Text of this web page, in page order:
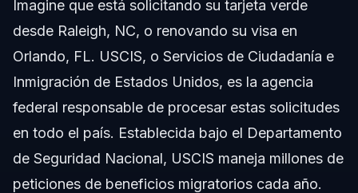
Imagine que está solicitando su tarjeta verde
desde Raleigh, NC, o renovando su visa en
Orlando, FL. USCIS, o Servicios de Ciudadanía e
Inmigración de Estados Unidos, es la agencia
federal responsable de procesar estas solicitudes
en todo el país. Establecida bajo el Departamento
de Seguridad Nacional, USCIS maneja millones de
peticiones de beneficios migratorios cada año.